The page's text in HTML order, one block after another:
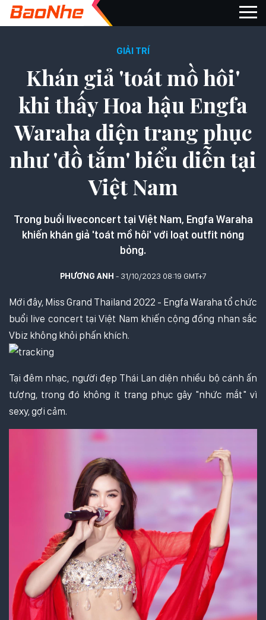
GIẢI TRÍ
Khán giả 'toát mồ hôi'
khi thấy Hoa hậu Engfa
Waraha diện trang phục
như 'đồ tắm' biểu diễn tại
Việt Nam
Trong buổi liveconcert tại Việt Nam, Engfa Waraha
khiến khán giả 'toát mồ hôi' với loạt outfit nóng
bỏng.
PHƯƠNG ANH - 31/10/2023 08:19 GMT+7
Mới đây, Miss Grand Thailand 2022 - Engfa Waraha tổ chức
buổi live concert tại Việt Nam khiến cộng đồng nhan sắc
Vbiz không khỏi phấn khích.
Tại đêm nhạc, người đẹp Thái Lan diện nhiều bộ cánh ấn
tượng, trong đó không ít trang phục gây "nhức mắt" vì
sexy, gợi cảm.